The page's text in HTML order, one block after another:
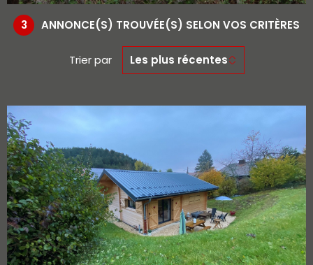
ALERTE
3 ANNONCE(S) TROUVÉE(S) SELON VOS CRITÈRES
Trier par Les plus récentes
VOIR LE BIEN